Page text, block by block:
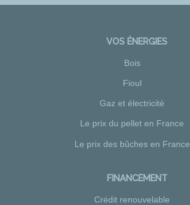
VOS ÉNERGIES
Bois
Fioul
Gaz et électricité
Le prix du pellet en France
Le prix des bûches en France
FINANCEMENT
Crédit renouvelable